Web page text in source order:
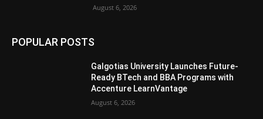
August 6, 2026
POPULAR POSTS
Galgotias University Launches Future-
Ready BTech and BBA Programs with
Accenture LearnVantage
August 6, 2026